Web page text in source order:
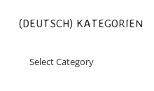
(DEUTSCH) KATEGORIEN